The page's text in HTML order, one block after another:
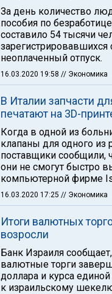
За день количество
пособия по
составило 54 тысячи
неоплаченный отпуск.
16.03.2020 19:58 // Экономика
В Италии запчасти
печатают на 3D-
Когда в одной из
клапаны для одного из
поставщики сообщили,
они не смогут быстро
компьютерной фирме
16.03.2020 17:25 // Экономика
Итоги валютных
возросли
Банк Израиля
валютные торги
доллара и курса
к израильскому